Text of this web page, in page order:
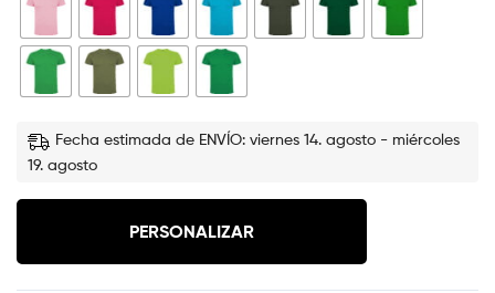
Fecha estimada de ENVÍO: viernes 14. agosto - miércoles
19. agosto
PERSONALIZAR